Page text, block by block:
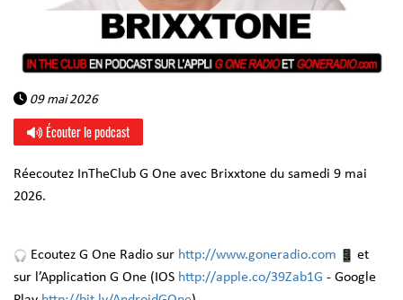
09 mai 2026
Écouter le podcast
Réecoutez InTheClub G One avec Brixxtone du samedi 9 mai
2026.
Ecoutez G One Radio sur http://www.goneradio.com
et
sur l’Application G One (IOS http://apple.co/39Zab1G - Google